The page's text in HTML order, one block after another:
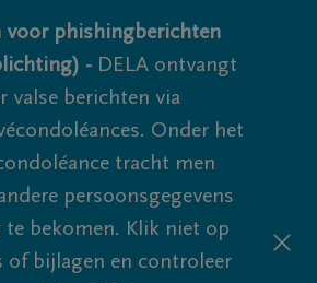
voor phishingberichten
- DELA ontvangt
valse berichten via
Onder het
tracht men
persoonsgegevens
te bekomen. Klik niet op
of bijlagen en controleer